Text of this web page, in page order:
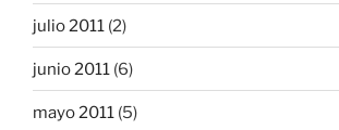
julio 2011 (2)
junio 2011 (6)
mayo 2011 (5)